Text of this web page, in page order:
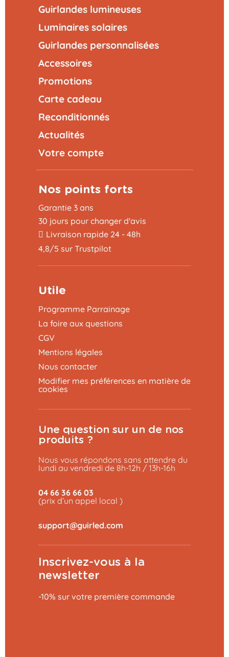
Guirlandes lumineuses
Luminaires solaires
Guirlandes personnalisées
Accessoires
Promotions
Carte cadeau
Reconditionnés
Actualités
Votre compte
Nos points forts
Garantie 3 ans
30 jours pour changer d'avis
Livraison rapide 24 - 48h
4,8/5 sur Trustpilot
Utile
Programme Parrainage
La foire aux questions
CGV
Mentions légales
Nous contacter
Modifier mes préférences en matière de
cookies
Une question sur un de nos
produits ?
Nous vous répondons sans attendre du
lundi au vendredi de 8h-12h / 13h-16h
04 66 36 66 03
(prix d’un appel local )
Inscrivez-vous à la
newsletter
-10% sur votre première commande